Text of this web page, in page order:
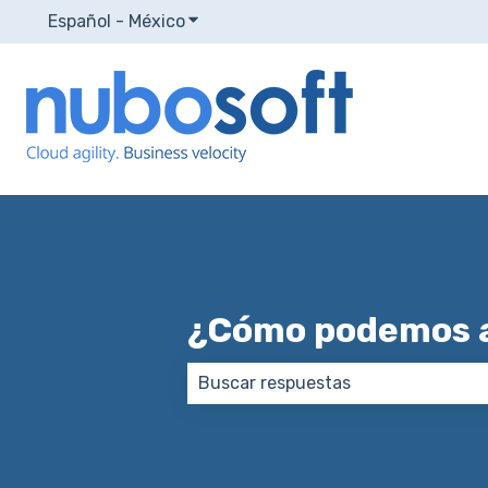
Español - MéxicoTraducciones de Mostrar submenú
¿Cómo